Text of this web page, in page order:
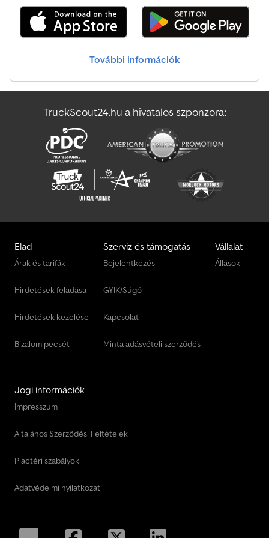
Könnyu Szállító
Magastetos Dobozos Kocsi
Szabván Felépítmény
Tartélyos Felépítmény
Tejszállító Tartálykocsi
További információk
TruckScout24.hu a hivatalos szponzora:
Elad
Árak és tarifák
Hirdetések feladása
Hirdetések kezelése
Bizalom pecsét
Szerviz és támogatás
Bejelentkezés
GYIK/Súgó
Kapcsolat
Minta adásvételi szerződés
Vállalat
Állások
Jogi információk
Impresszum
Általános Szerződési Feltételek
Piactéri szabályok
Adatvédelmi nyilatkozat